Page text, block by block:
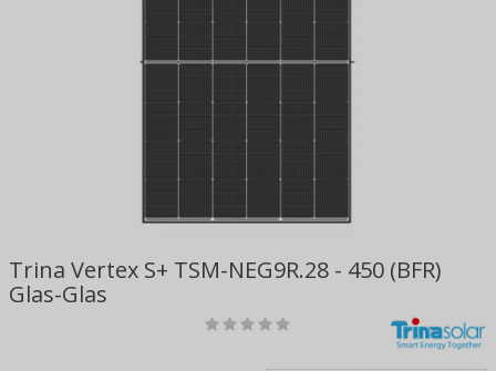
Trina Vertex S+ TSM-NEG9R.28 - 450 (BFR)
Glas-Glas